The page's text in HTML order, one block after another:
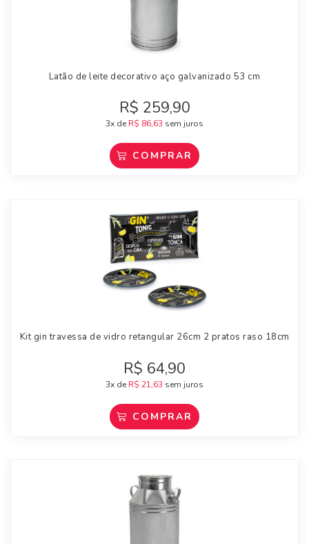
Latão de leite decorativo aço galvanizado 53 cm
R$ 259,90
3x de R$ 86,63 sem juros
COMPRAR
Kit gin travessa de vidro retangular 26cm 2 pratos raso 18cm
R$ 64,90
3x de R$ 21,63 sem juros
COMPRAR